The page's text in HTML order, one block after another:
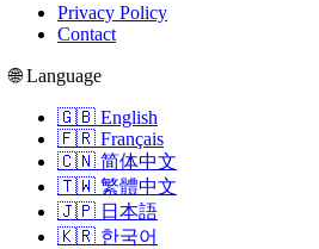
Privacy Policy
Contact
🌐 Language
🇬🇧 English
🇫🇷 Français
🇨🇳 简体中文
🇹🇼 繁體中文
🇯🇵 日本語
🇰🇷 한국어